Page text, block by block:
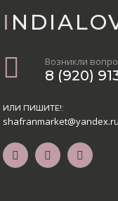
Возникли
8 (920)
ИЛИ ПИШИТЕ!:
shafranmarket@yandex.ru